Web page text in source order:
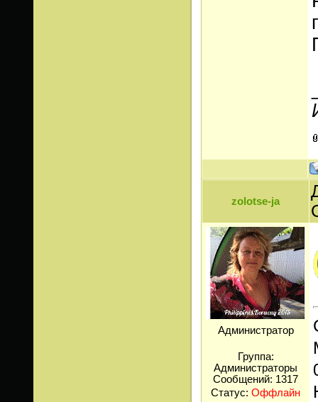
zolotse-ja
Администратор
Группа:
Администраторы
Сообщений: 1317
Статус: Оффлайн